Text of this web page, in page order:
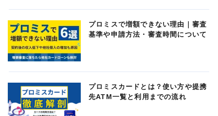
プロミスで増額できない理由｜審査
基準や申請方法・審査時間について
プロミスカードとは？使い方や提携
先ATM一覧と利用までの流れ